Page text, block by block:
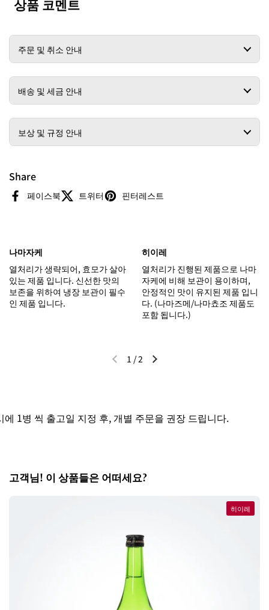
상품 코멘트
주문 및 취소 안내
배송 및 세금 안내
보상 및 규정 안내
Share
페이스북 트위터 핀터레스트
나마자케
열처리가 생략되어, 효모가 살아
있는 제품 입니다. 신선한 맛의
보존을 위하여 냉장 보관이 필수
인 제품 입니다.
히이레
열처리가 진행된 제품으로 나마
자케에 비해 보관이 용이하며,
안정적인 맛이 유지된 제품 입니
다. (나마즈메/나마쵸조 제품도
포함 됩니다.)
이전 슬라이드다음 슬라이드
1 /2
병 씩 출고일 지정 후, 개별 주문을 권장 드립니다.
고객님! 이 상품들은 어떠세요?
히이레